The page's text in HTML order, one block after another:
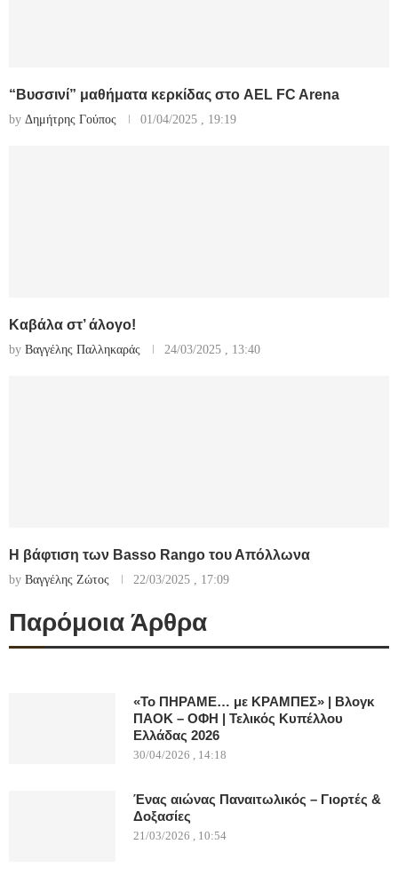
“Βυσσινί” μαθήματα κερκίδας στο AEL FC Arena
by Δημήτρης Γούπος 01/04/2025 , 19:19
Καβάλα στ’ άλογο!
by Βαγγέλης Παλληκαράς 24/03/2025 , 13:40
Η βάφτιση των Basso Rango του Απόλλωνα
by Βαγγέλης Ζώτος 22/03/2025 , 17:09
Παρόμοια Άρθρα
«Το ΠΗΡΑΜΕ… με ΚΡΑΜΠΕΣ» | Βλογκ
ΠΑΟΚ – ΟΦΗ | Τελικός Κυπέλλου
Ελλάδας 2026
30/04/2026 , 14:18
Ένας αιώνας Παναιτωλικός – Γιορτές &
Δοξασίες
21/03/2026 , 10:54